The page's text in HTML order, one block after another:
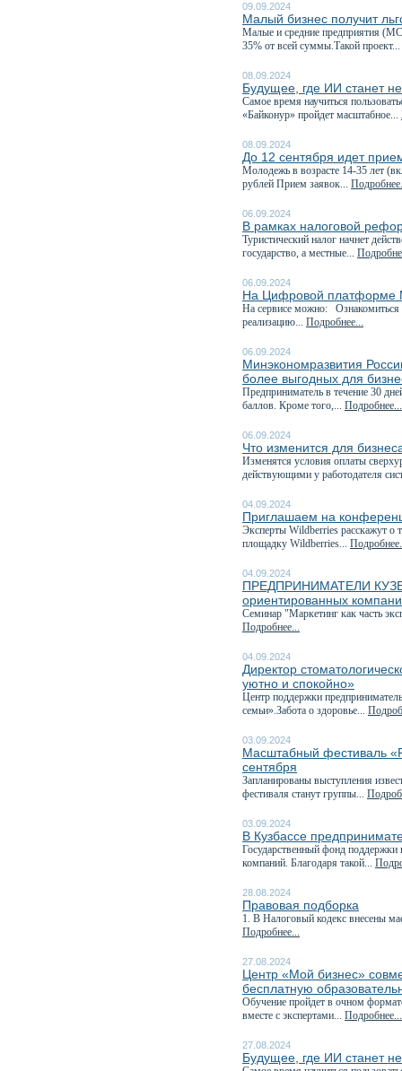
09.09.2024
Малый бизнес получит
Малые и средние предприятия
35% от всей суммы.Такой проект...
08.09.2024
Будущее, где ИИ станет
Самое время научиться
«Байконур» пройдет масштабное...
08.09.2024
До 12 сентября идет
Молодежь в возрасте 14-35 лет
рублей Прием заявок...
06.09.2024
В рамках налоговой
Туристический налог начнет
государство, а местные...
06.09.2024
На Цифровой платформе
На сервисе можно: Ознакомиться
реализацию... Подробнее...
06.09.2024
Минэкономразвития
более выгодных для
Предприниматель в течение 30
баллов. Кроме того,... Подробнее...
06.09.2024
Что изменится для
Изменятся условия оплаты
действующими у работодателя
04.09.2024
Приглашаем на
Эксперты Wildberries расскажут о
площадку Wildberries...
04.09.2024
ПРЕДПРИНИМАТЕЛИ
ориентированных
Семинар "Маркетинг как часть
Подробнее...
04.09.2024
Директор
уютно и спокойно»
Центр поддержки
семьи».Забота о здоровье...
03.09.2024
Масштабный фестиваль
сентября
Запланированы выступления
фестиваля станут группы...
03.09.2024
В Кузбассе
Государственный фонд поддержки
компаний. Благодаря такой...
28.08.2024
Правовая подборка
1. В Налоговый кодекс внесены
Подробнее...
27.08.2024
Центр «Мой бизнес»
бесплатную
Обучение пройдет в очном
вместе с экспертами... Подробнее...
27.08.2024
Будущее, где ИИ станет